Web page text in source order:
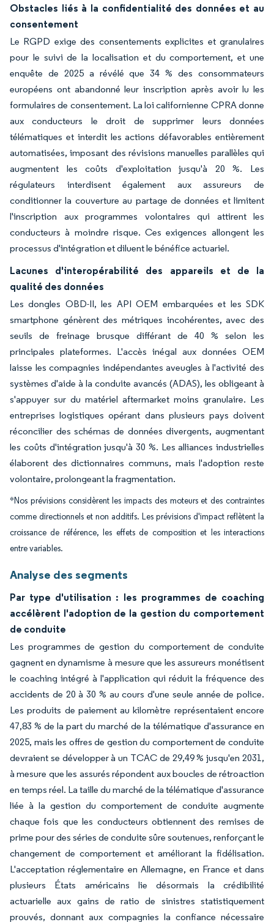
Obstacles liés à la confidentialité des données et au
consentement
Le RGPD exige des consentements explicites et granulaires
pour le suivi de la localisation et du comportement, et une
enquête de 2025 a révélé que 34 % des consommateurs
européens ont abandonné leur inscription après avoir lu les
formulaires de consentement. La loi californienne CPRA donne
aux conducteurs le droit de supprimer leurs données
télématiques et interdit les actions défavorables entièrement
automatisées, imposant des révisions manuelles parallèles qui
augmentent les coûts d'exploitation jusqu'à 20 %. Les
régulateurs interdisent également aux assureurs de
conditionner la couverture au partage de données et limitent
l'inscription aux programmes volontaires qui attirent les
conducteurs à moindre risque. Ces exigences allongent les
processus d'intégration et diluent le bénéfice actuariel.
Lacunes d'interopérabilité des appareils et de la
qualité des données
Les dongles OBD-II, les API OEM embarquées et les SDK
smartphone génèrent des métriques incohérentes, avec des
seuils de freinage brusque différant de 40 % selon les
principales plateformes. L'accès inégal aux données OEM
laisse les compagnies indépendantes aveugles à l'activité des
systèmes d'aide à la conduite avancés (ADAS), les obligeant à
s'appuyer sur du matériel aftermarket moins granulaire. Les
entreprises logistiques opérant dans plusieurs pays doivent
réconcilier des schémas de données divergents, augmentant
les coûts d'intégration jusqu'à 30 %. Les alliances industrielles
élaborent des dictionnaires communs, mais l'adoption reste
volontaire, prolongeant la fragmentation.
*Nos prévisions considèrent les impacts des moteurs et des contraintes
comme directionnels et non additifs. Les prévisions d'impact reflètent la
croissance de référence, les effets de composition et les interactions
entre variables.
Analyse des segments
Par type d'utilisation : les programmes de coaching
accélèrent l'adoption de la gestion du comportement
de conduite
Les programmes de gestion du comportement de conduite
gagnent en dynamisme à mesure que les assureurs monétisent
le coaching intégré à l'application qui réduit la fréquence des
accidents de 20 à 30 % au cours d'une seule année de police.
Les produits de paiement au kilomètre représentaient encore
47,83 % de la part du marché de la télématique d'assurance en
2025, mais les offres de gestion du comportement de conduite
devraient se développer à un TCAC de 29,49 % jusqu'en 2031,
à mesure que les assurés répondent aux boucles de rétroaction
en temps réel. La taille du marché de la télématique d'assurance
liée à la gestion du comportement de conduite augmente
chaque fois que les conducteurs obtiennent des remises de
prime pour des séries de conduite sûre soutenues, renforçant le
changement de comportement et améliorant la fidélisation.
L'acceptation réglementaire en Allemagne, en France et dans
plusieurs États américains lie désormais la crédibilité
actuarielle aux gains de ratio de sinistres statistiquement
prouvés, donnant aux compagnies la confiance nécessaire